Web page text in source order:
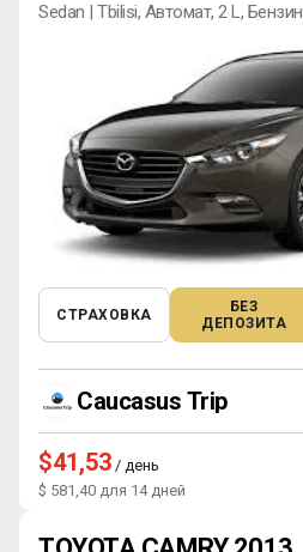
Sedan | Tbilisi, Автомат, 2 L, Бензин
СТРАХОВКА
БЕЗ
ДЕПОЗИТА
Caucasus Trip
$41,53 / день
$ 581,40 для 14 дней